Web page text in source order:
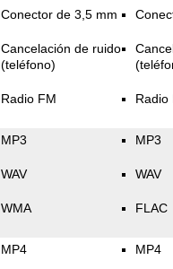
Conector de 3,5 mm
Cancelación de ruido
(teléfono)
Radio FM Radio
MP3
WAV
WMA
MP3
WAV
FLAC
MP4 MP4